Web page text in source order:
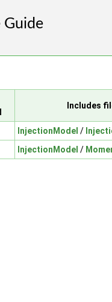
Includes
InjectionModel /
InjectionModel /